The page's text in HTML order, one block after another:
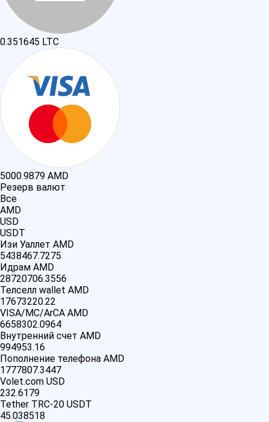
0.351645 LTC
5000.9879 AMD
Резерв валют
Все
AMD
USD
USDT
Изи Уаллет AMD
5438467.7275
Идрам AMD
28720706.3556
Телселл wallet AMD
17673220.22
VISA/MC/ArCA AMD
6658302.0964
Внутренний счет AMD
994953.16
Пополнение телефона AMD
1777807.3447
Volet.com USD
232.6179
Tether TRC-20 USDT
45.038518